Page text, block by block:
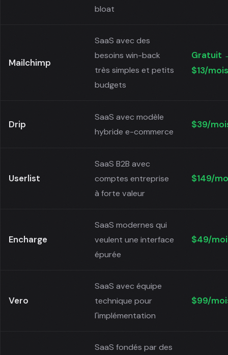
bloat
Mailchimp
SaaS avec des
besoins win-back
très simples et petits
budgets
Gratuit
$13/mois
Drip
SaaS avec modèle
hybride e-commerce
$39/
Userlist
SaaS B2B avec
comptes entreprise
à forte valeur
$149/
Encharge
SaaS modernes qui
veulent une interface
épurée
$49/
Vero
SaaS avec équipe
technique pour
l'implémentation
$99/
SaaS fondés par des